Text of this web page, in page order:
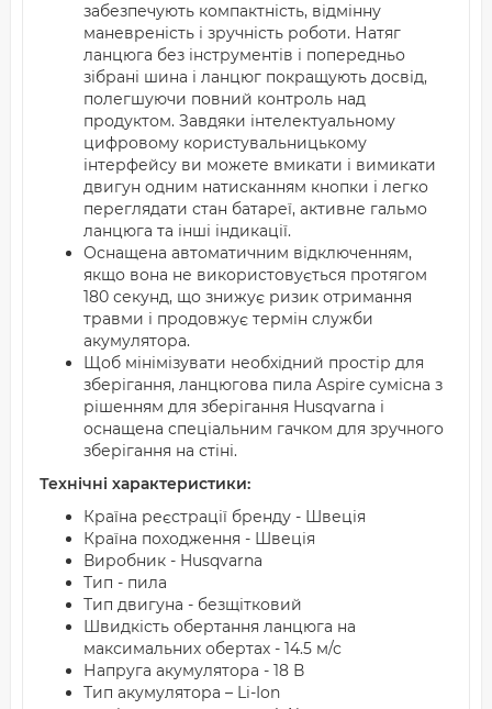
забезпечують компактність, відмінну
маневреність і зручність роботи. Натяг
ланцюга без інструментів і попередньо
зібрані шина і ланцюг покращують досвід,
полегшуючи повний контроль над
продуктом. Завдяки інтелектуальному
цифровому користувальницькому
інтерфейсу ви можете вмикати і вимикати
двигун одним натисканням кнопки і легко
переглядати стан батареї, активне гальмо
ланцюга та інші індикації.
Оснащена автоматичним відключенням,
якщо вона не використовується протягом
180 секунд, що знижує ризик отримання
травми і продовжує термін служби
акумулятора.
Щоб мінімізувати необхідний простір для
зберігання, ланцюгова пила Aspire сумісна з
рішенням для зберігання Husqvarna і
оснащена спеціальним гачком для зручного
зберігання на стіні.
Технічні характеристики:
Країна реєстрації бренду - Швеція
Країна походження - Швеція
Виробник - Husqvarna
Тип - пила
Тип двигуна - безщітковий
Швидкість обертання ланцюга на
максимальних обертах - 14.5 м/с
Напруга акумулятора - 18 В
Тип акумулятора – Li-Ion